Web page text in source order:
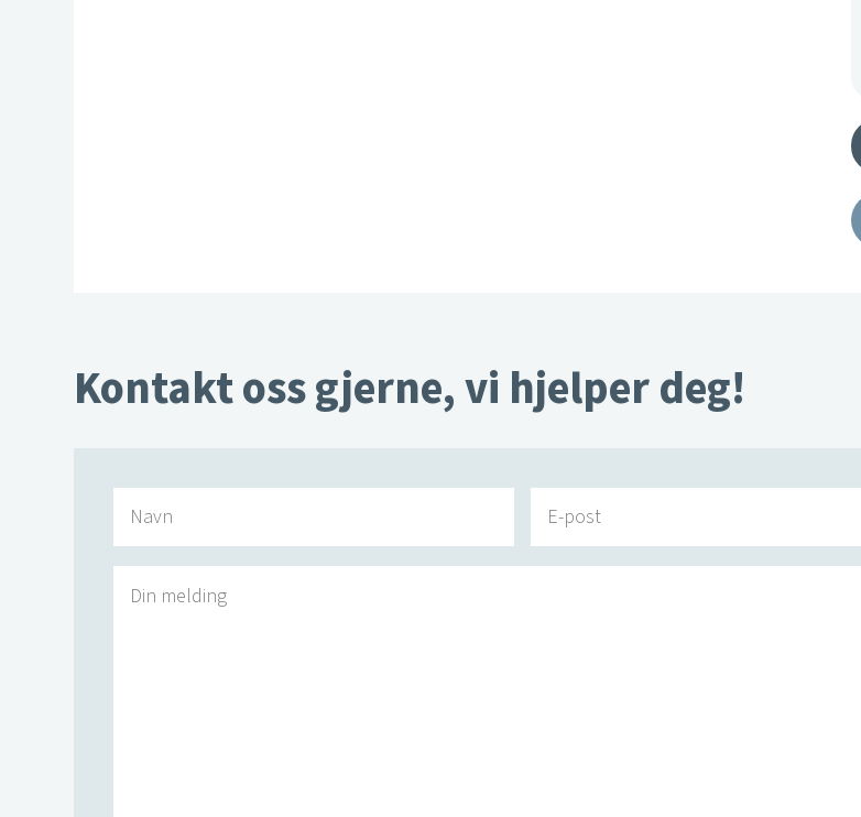
Kontakt oss gjerne, vi hjelper deg!